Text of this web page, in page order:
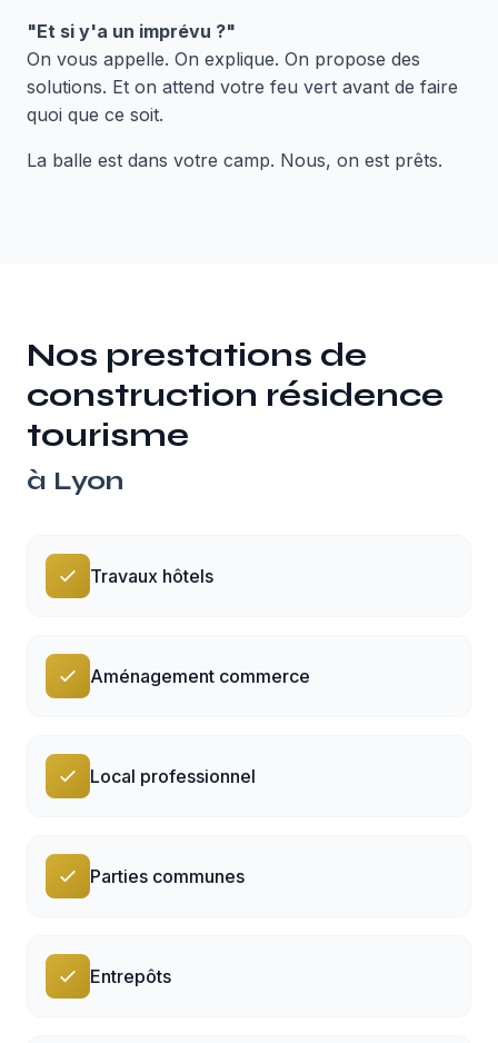
"Et si y'a un imprévu ?"
On vous appelle. On explique. On propose des
solutions. Et on attend votre feu vert avant de faire
quoi que ce soit.
La balle est dans votre camp. Nous, on est prêts.
Nos prestations de
construction résidence
tourisme
à Lyon
Travaux hôtels
Aménagement commerce
Local professionnel
Parties communes
Entrepôts